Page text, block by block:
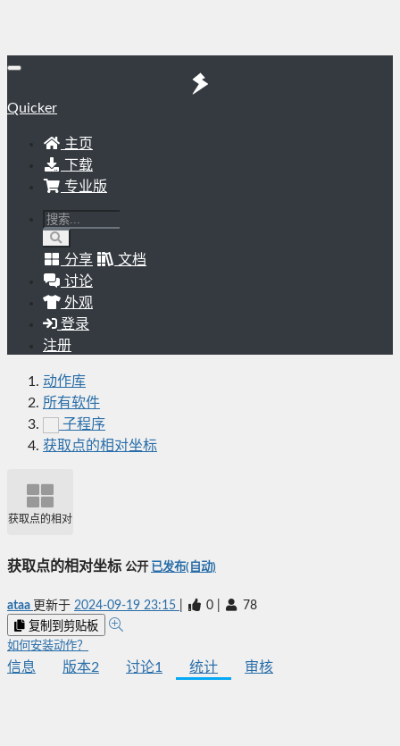
Quicker
主页
下载
专业版
分享
文档
讨论
外观
登录
注册
动作库
所有软件
子程序
获取点的相对坐标
获取点的相对坐标
获取点的相对坐标 公开 已发布(自动)
ataa 更新于 2024-09-19 23:15 0 78
复制到剪贴板
如何安装动作？
信息 版本2 讨论1 统计 审核